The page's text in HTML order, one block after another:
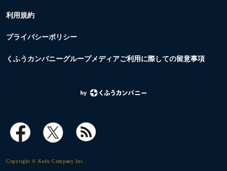
利用規約
プライバシーポリシー
くふうカンパニーグループメディアご利用に際しての留意事項
Copyright © Kufu Company Inc.